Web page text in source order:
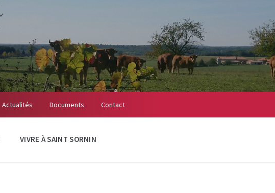
Actualités Documents Contact
VIVRE À SAINT SORNIN